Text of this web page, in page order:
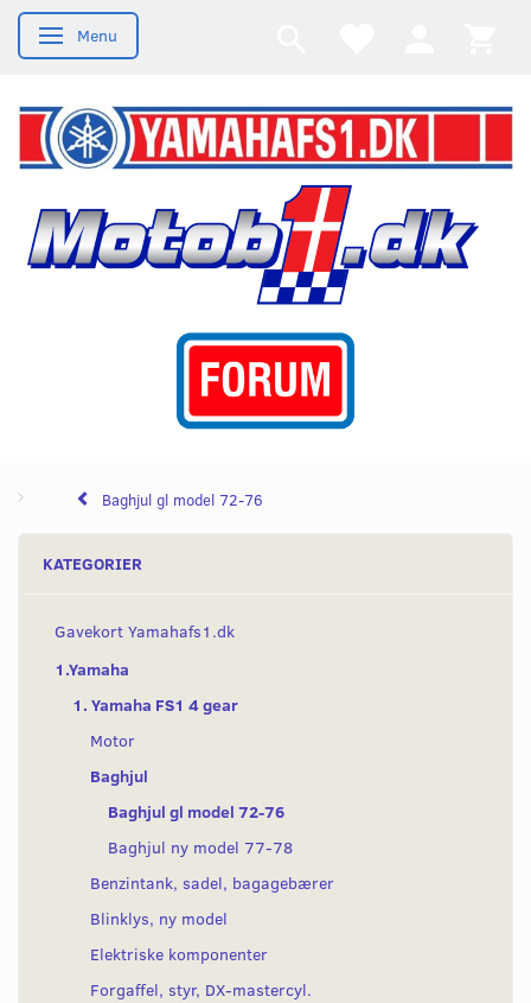
Skifte navigation
Menu
Baghjul gl model 72-76
KATEGORIER
Gavekort Yamahafs1.dk
1.Yamaha
1. Yamaha FS1 4 gear
Motor
Baghjul
Baghjul gl model 72-76
Baghjul ny model 77-78
Benzintank, sadel, bagagebærer
Blinklys, ny model
Elektriske komponenter
Forgaffel, styr, DX-mastercyl.